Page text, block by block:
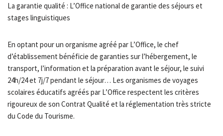
La garantie qualité : L’Office national de garantie des séjours et
stages linguistiques
En optant pour un organisme agréé par L’Office, le chef
d’établissement bénéficie de garanties sur l’hébergement, le
transport, l’information et la préparation avant le séjour, le suivi
24h/24 et 7j/7 pendant le séjour… Les organismes de voyages
scolaires éducatifs agréés par L’Office respectent les critères
rigoureux de son Contrat Qualité et la réglementation très stricte
du Code du Tourisme.